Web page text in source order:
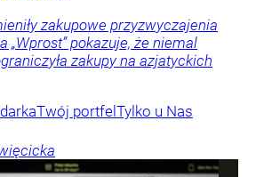
zakupowe przyzwyczajenia
„Wprost” pokazuje, że niemal
zakupy na azjatyckich
Twój portfel Tylko u Nas